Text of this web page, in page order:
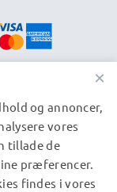
×
og annoncer,
vores
tillade de
præferencer.
findes i vores